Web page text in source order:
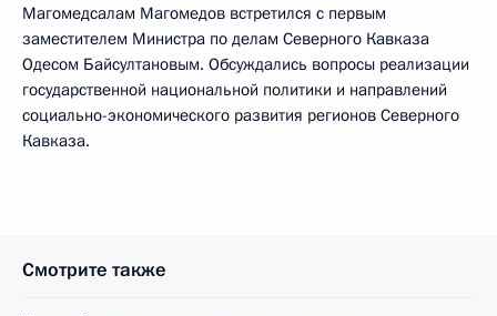
Магомедсалам Магомедов встретился с первым
заместителем Министра по делам Северного Кавказа
Одесом Байсултановым. Обсуждались вопросы реализации
государственной национальной политики и направлений
социально-экономического развития регионов Северного
Кавказа.
Смотрите также